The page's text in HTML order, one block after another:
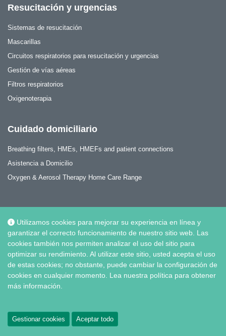
Utilizamos cookies para mejorar su experiencia en línea y
garantizar el correcto funcionamiento de nuestro sitio web. Las
cookies también nos permiten analizar el uso del sitio para
optimizar su rendimiento. Al utilizar este sitio, usted acepta el uso
de estas cookies; no obstante, puede cambiar la configuración de
cookies en cualquier momento. Lea nuestra política para obtener
más información.
Gestionar cookies Aceptar todo
Resucitación y urgencias
Sistemas de resucitación
Mascarillas
Circuitos respiratorios para resucitación y urgencias
Gestión de vías aéreas
Filtros respiratorios
Oxigenoterapia
Cuidado domiciliario
Breathing filters, HMEs, HMEFs and patient connections
Asistencia a Domicilio
Oxygen & Aerosol Therapy Home Care Range
Social
© Intersurgical S.A.S, 2026 |Política de Privacidad y Cookies